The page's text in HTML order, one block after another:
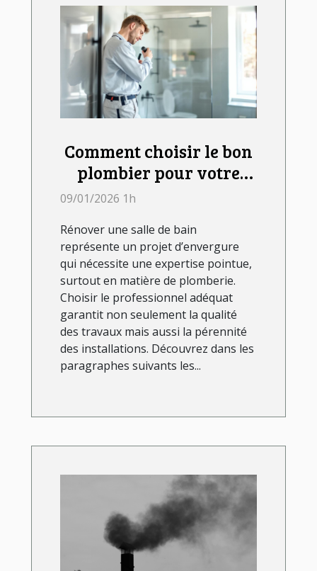
Comment choisir le bon
plombier pour votre
rénovation de salle de
09/01/2026 1h
Rénover une salle de bain
représente un projet d’envergure
qui nécessite une expertise pointue,
surtout en matière de plomberie.
Choisir le professionnel adéquat
garantit non seulement la qualité
des travaux mais aussi la pérennité
des installations. Découvrez dans les
paragraphes suivants les...